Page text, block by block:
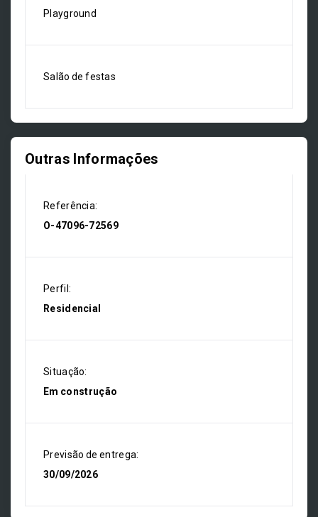
Playground
Salão de festas
Outras Informações
Referência:
O-47096-72569
Perfil:
Residencial
Situação:
Em construção
Previsão de entrega:
30/09/2026